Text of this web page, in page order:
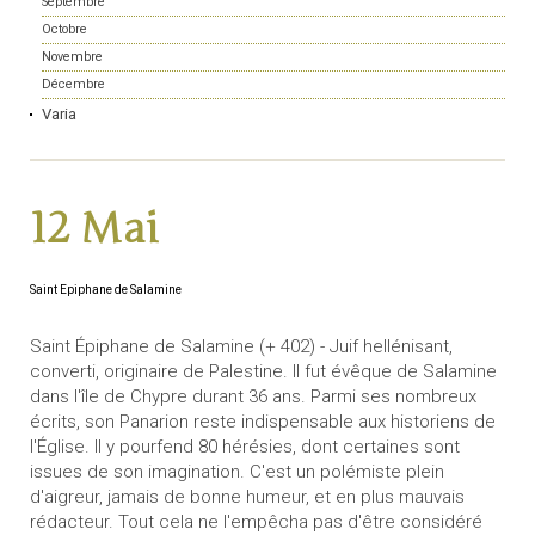
Octobre
Novembre
Décembre
Varia
12 Mai
Saint Epiphane de Salamine
Saint Épiphane de Salamine (+ 402) - Juif hellénisant,
converti, originaire de Palestine. Il fut évêque de Salamine
dans l'île de Chypre durant 36 ans. Parmi ses nombreux
écrits, son Panarion reste indispensable aux historiens de
l'Église. Il y pourfend 80 hérésies, dont certaines sont
issues de son imagination. C'est un polémiste plein
d'aigreur, jamais de bonne humeur, et en plus mauvais
rédacteur. Tout cela ne l'empêcha pas d'être considéré